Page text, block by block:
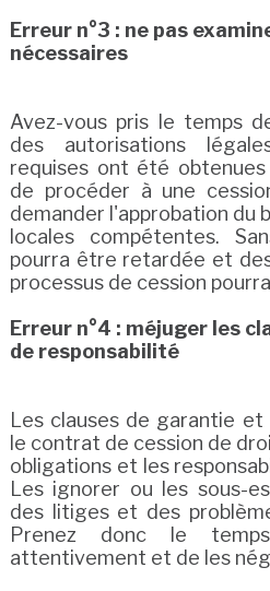
Erreur n°3 : ne pas
nécessaires
Avez-vous pris le temps
des autorisations
requises ont été obtenues
de procéder à une
demander l'approbation du
locales compétentes.
pourra être retardée et
processus de cession
Erreur n°4 : méjuger les
de responsabilité
Les clauses de garantie
le contrat de cession de
obligations et les
Les ignorer ou les sous-
des litiges et des
Prenez donc le
attentivement et de les